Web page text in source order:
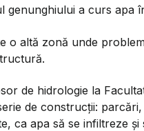
genunghiului a curs apa
o altă zonă unde
de hidrologie la
de construcții:
ca apa să se infiltreze